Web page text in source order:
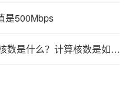
是500Mbps
阿里云安全中心旗舰版计算核数是什么？计算核数是如何计算的？